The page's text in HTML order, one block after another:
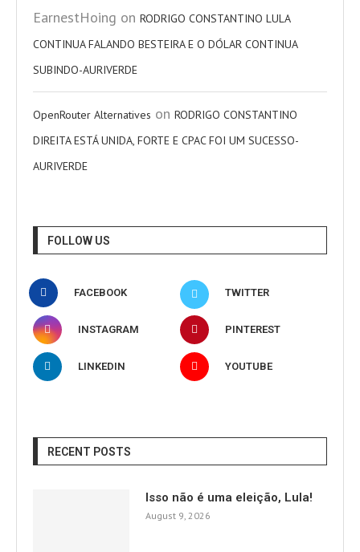
EarnestHoing on RODRIGO CONSTANTINO LULA
CONTINUA FALANDO BESTEIRA E O DÓLAR CONTINUA
SUBINDO-AURIVERDE
OpenRouter Alternatives on RODRIGO CONSTANTINO
DIREITA ESTÁ UNIDA, FORTE E CPAC FOI UM SUCESSO-
AURIVERDE
FOLLOW US
FACEBOOK TWITTER
INSTAGRAM PINTEREST
LINKEDIN YOUTUBE
RECENT POSTS
Isso não é uma eleição, Lula!
August 9, 2026